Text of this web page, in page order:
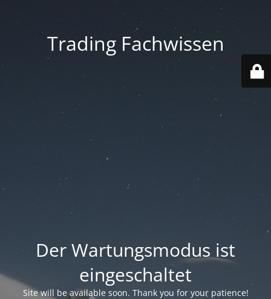
Trading Fachwissen
Der Wartungsmodus ist
eingeschaltet
Site will be available soon. Thank you for your patience!